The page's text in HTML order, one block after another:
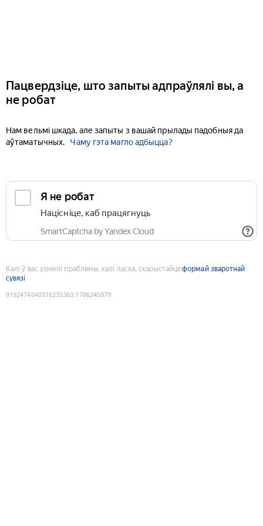
Пацвердзіце, што запыты адпраўлялі вы, а
не робат
Нам вельмі шкада, але запыты з вашай прылады падобныя да
аўтаматычных.
Чаму гэта магло адбыцца?
Я не робат
Націсніце, каб працягнуць
SmartCaptcha by Yandex Cloud
Калі ў вас узніклі праблемы, калі ласка, скарыстайцеформай зваротнай
сувязі
9192474040316235363:1786245979